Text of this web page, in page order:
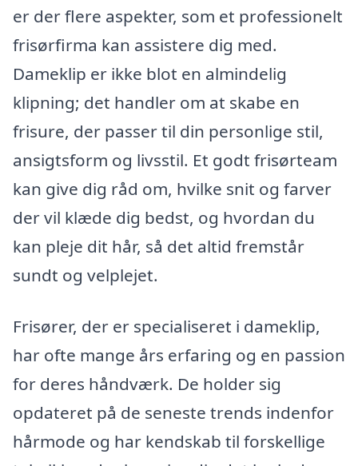
er der flere aspekter, som et professionelt
frisørfirma kan assistere dig med.
Dameklip er ikke blot en almindelig
klipning; det handler om at skabe en
frisure, der passer til din personlige stil,
ansigtsform og livsstil. Et godt frisørteam
kan give dig råd om, hvilke snit og farver
der vil klæde dig bedst, og hvordan du
kan pleje dit hår, så det altid fremstår
sundt og velplejet.
Frisører, der er specialiseret i dameklip,
har ofte mange års erfaring og en passion
for deres håndværk. De holder sig
opdateret på de seneste trends indenfor
hårmode og har kendskab til forskellige